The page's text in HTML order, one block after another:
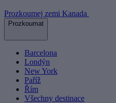
Prozkoumej zemi Kanada
Prozkoumat
Barcelona
Londýn
New York
Paříž
Řím
Všechny destinace